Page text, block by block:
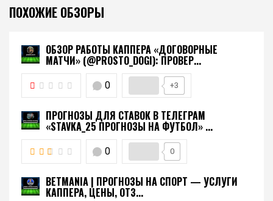
ПОХОЖИЕ ОБЗОРЫ
ОБЗОР РАБОТЫ КАППЕРА «ДОГОВОРНЫЕ
МАТЧИ» (@PROSTO_DOGI): ПРОВЕР...
0 +3
ПРОГНОЗЫ ДЛЯ СТАВОК В ТЕЛЕГРАМ
«STAVKA_25 ПРОГНОЗЫ НА ФУТБОЛ» ...
0 0
BETMANIA | ПРОГНОЗЫ НА СПОРТ — УСЛУГИ
КАППЕРА, ЦЕНЫ, ОТЗ...